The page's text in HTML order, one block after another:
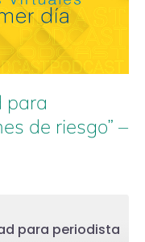
para
de riesgo” –